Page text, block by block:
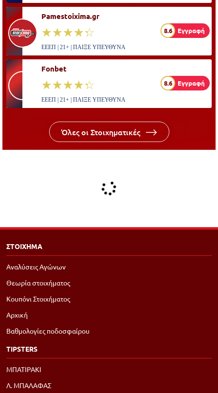
Pamestoixima.gr
☆☆☆☆☆
★★★★★ 8.6 Εγγραφή
ΕΕΕΠ | 21+ | ΠΑΙΞΕ ΥΠΕΥΘΥΝΑ
Fonbet
☆☆☆☆☆
★★★★★ 8.6 Εγγραφή
ΕΕΕΠ | 21+ | ΠΑΙΞΕ ΥΠΕΥΘΥΝΑ
Όλες οι Στοιχηματικές
ΣΤΟΙΧΗΜΑ
Αναλύσεις Αγώνων
Θεωρία στοιχήματος
Κουπόνι Στοιχήματος
Αρχική
Βαθμολογίες ποδοσφαίρου
TIPSTERS
ΜΠΑΤΙΡΑΚΙ
Λ. ΜΠΑΛΑΦΑΣ